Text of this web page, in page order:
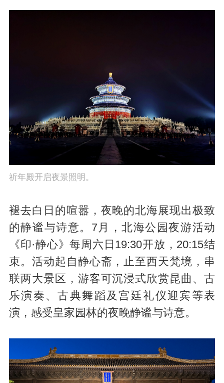
祈年殿开启夜景照明。
褪去白日的喧嚣，夜晚的北海展现出极致
的静谧与诗意。7月，北海公园夜游活动
《印·静心》每周六日19:30开放，20:15结
束。活动起自静心斋，止至西天梵境，串
联两大景区，游客可沉浸式欣赏昆曲、古
乐演奏、古典舞蹈及宫廷礼仪迎宾等表
演，感受皇家园林的夜晚静谧与诗意。